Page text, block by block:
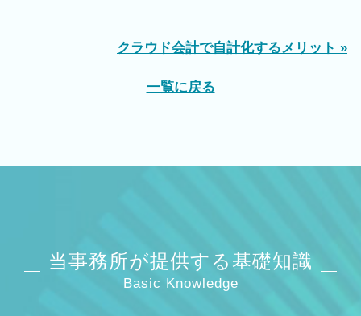
クラウド会計で自計化するメリット »
一覧に戻る
当事務所が提供する基礎知識
Basic Knowledge